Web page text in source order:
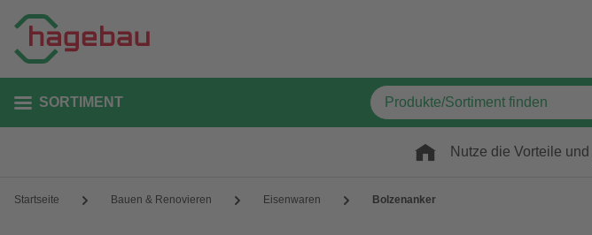
SORTIMENT
Nutze die Vorteile und
Startseite Bauen & Renovieren Eisenwaren Bolzenanker